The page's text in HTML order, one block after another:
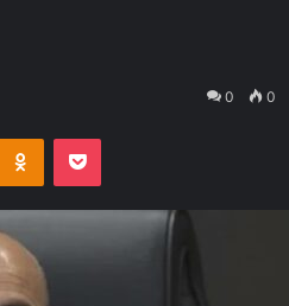
0 0
Odnoklassniki
Pocket